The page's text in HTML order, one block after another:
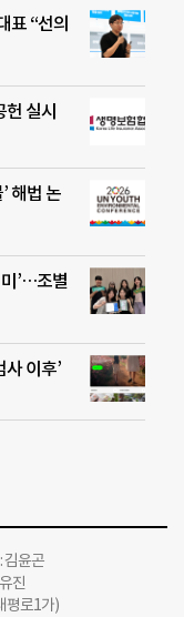
표 “선의
실시
해법 논
’…조별
이후’
김윤곤
진
평로1가)